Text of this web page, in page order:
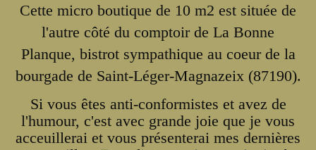
Cette micro boutique de 10 m2 est située de
l'autre côté du comptoir de La Bonne
Planque, bistrot sympathique au coeur de la
bourgade de Saint-Léger-Magnazeix (87190).
Si vous êtes anti-conformistes et avez de
l'humour, c'est avec grande joie que je vous
acceuillerai et vous présenterai mes dernières